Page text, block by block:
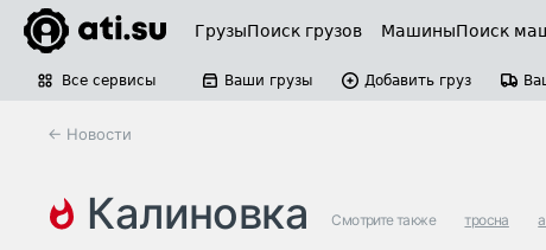
ГрузыПоиск грузов МашиныПоиск
Все сервисы Ваши грузы Добавить груз
← Новости
калиновка Смотрите также тросна